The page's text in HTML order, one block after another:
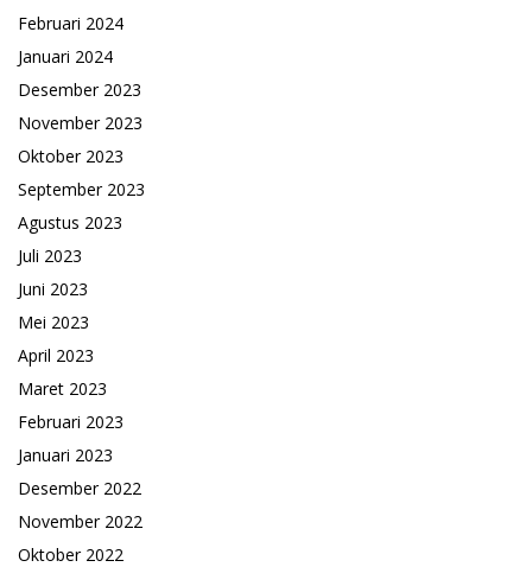
Februari 2024
Januari 2024
Desember 2023
November 2023
Oktober 2023
September 2023
Agustus 2023
Juli 2023
Juni 2023
Mei 2023
April 2023
Maret 2023
Februari 2023
Januari 2023
Desember 2022
November 2022
Oktober 2022